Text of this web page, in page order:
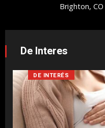
Brighton, CO
De Interes
DE INTERÉS